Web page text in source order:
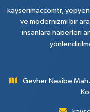
kayserimaccomtr,
ve modernizmi bir
insanlara haberleri
Gevher Nesibe